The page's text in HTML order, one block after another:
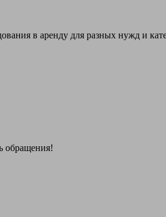
в аренду для разных нужд и
обращения!